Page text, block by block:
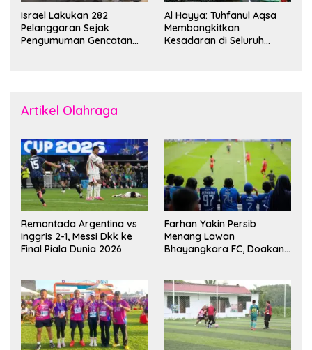
Israel Lakukan 282
Pelanggaran Sejak
Pengumuman Gencatan
Al Hayya: Tuhfanul Aqsa
Membangkitkan
Kesadaran di Seluruh
Artikel Olahraga
Remontada Argentina vs
Inggris 2-1, Messi Dkk ke
Final Piala Dunia 2026
Farhan Yakin Persib
Menang Lawan
Bhayangkara FC, Doakan